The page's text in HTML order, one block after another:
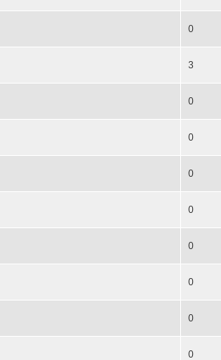
0
3
0
0
0
0
0
0
0
0